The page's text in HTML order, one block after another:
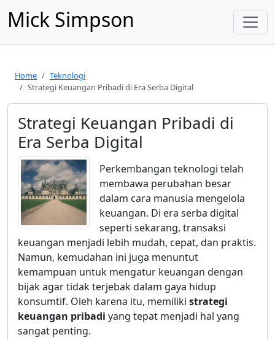
Mick Simpson
Home
Teknologi
Strategi Keuangan Pribadi di Era Serba Digital
Strategi Keuangan Pribadi di
Era Serba Digital
Perkembangan teknologi telah
membawa perubahan besar
dalam cara manusia mengelola
keuangan. Di era serba digital
seperti sekarang, transaksi
keuangan menjadi lebih mudah, cepat, dan praktis.
Namun, kemudahan ini juga menuntut
kemampuan untuk mengatur keuangan dengan
bijak agar tidak terjebak dalam gaya hidup
konsumtif. Oleh karena itu, memiliki strategi
keuangan pribadi yang tepat menjadi hal yang
sangat penting.